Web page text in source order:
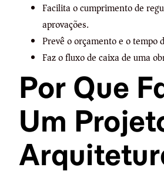
Facilita o cumprimento de
aprovações.
Prevê o orçamento e o tempo
Faz o fluxo de caixa de uma
Por Que
Um